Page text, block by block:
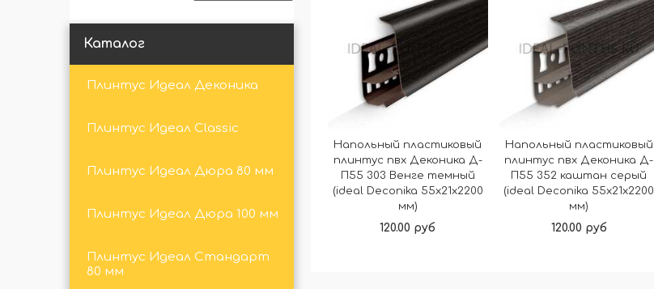
Каталог
Плинтус Идеал Деконика
Плинтус Идеал Classic
Плинтус Идеал Дюра 80 мм
Плинтус Идеал Дюра 100 мм
Плинтус Идеал Стандарт
80 мм
Напольный пластиковый
плинтус пвх Деконика Д-
П55 303 Венге темный
(ideal Deconika 55х21х2200
мм)
120.00 руб
Напольный пластиковый
плинтус пвх Деконика Д-
П55 352 каштан серый
(ideal Deconika 55х21х2200
мм)
120.00 руб